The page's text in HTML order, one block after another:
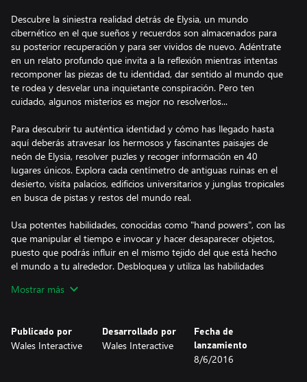
Descubre la siniestra realidad detrás de Elysia, un mundo
cibernético en el que sueños y recuerdos son almacenados para
su posterior recuperación y para ser vividos de nuevo. Adéntrate
en un relato profundo que invita a la reflexión mientras intentas
recomponer las piezas de tu identidad, dar sentido al mundo que
te rodea y desvelar una inquietante conspiración. Pero ten
cuidado, algunos misterios es mejor no resolverlos...
Para descubrir tu auténtica identidad y cómo has llegado hasta
aquí deberás atravesar los hermosos y fascinantes paisajes de
neón de Elysia, resolver puzles y recoger información en 40
lugares únicos. Explora cada centímetro de antiguas ruinas en el
desierto, visita palacios, edificios universitarios y junglas tropicales
en busca de pistas y restos del mundo real.
Usa potentes habilidades, conocidas como "hand powers", con las
que manipular el tiempo e invocar y hacer desaparecer objetos,
puesto que podrás influir en el mismo tejido del que está hecho
el mundo a tu alrededor. Desbloquea y utiliza las habilidades
sacar a la luz las inquietantes actividades de los creadores de
Sumérgete en una interesante trama llena de intriga y suspense,
creada por la galardonada desarrolladora Wales Interactive. Tu
destino se entrelazará con el de misteriosos personajes, dando
Mostrar más
Publicado por
Wales Interactive
Desarrollado por
Wales Interactive
Fecha de
lanzamiento
8/6/2016